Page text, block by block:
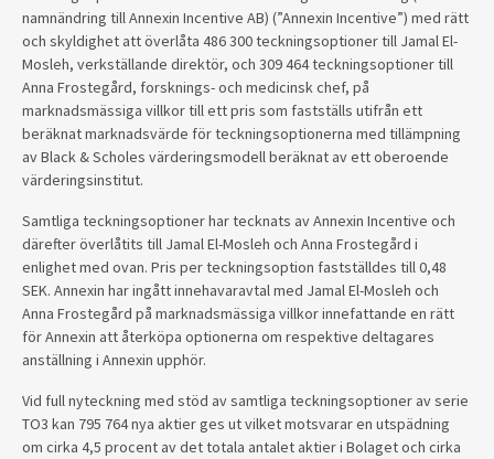
namnändring till Annexin Incentive AB) (”Annexin Incentive”) med rätt
och skyldighet att överlåta 486 300 teckningsoptioner till Jamal El-
Mosleh, verkställande direktör, och 309 464 teckningsoptioner till
Anna Frostegård, forsknings- och medicinsk chef, på
marknadsmässiga villkor till ett pris som fastställs utifrån ett
beräknat marknadsvärde för teckningsoptionerna med tillämpning
av Black & Scholes värderingsmodell beräknat av ett oberoende
värderingsinstitut.
Samtliga teckningsoptioner har tecknats av Annexin Incentive och
därefter överlåtits till Jamal El-Mosleh och Anna Frostegård i
enlighet med ovan. Pris per teckningsoption fastställdes till 0,48
SEK. Annexin har ingått innehavaravtal med Jamal El-Mosleh och
Anna Frostegård på marknadsmässiga villkor innefattande en rätt
för Annexin att återköpa optionerna om respektive deltagares
anställning i Annexin upphör.
Vid full nyteckning med stöd av samtliga teckningsoptioner av serie
TO3 kan 795 764 nya aktier ges ut vilket motsvarar en utspädning
om cirka 4,5 procent av det totala antalet aktier i Bolaget och cirka